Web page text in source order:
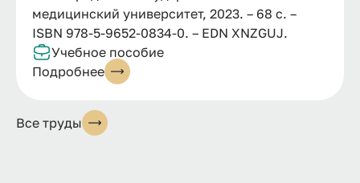
медицинский университет, 2023. – 68 с. –
ISBN 978-5-9652-0834-0. – EDN XNZGUJ.
Учебное пособие
Подробнее
Все труды